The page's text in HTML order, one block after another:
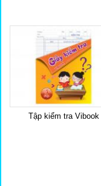
Tập kiểm tra Vibook